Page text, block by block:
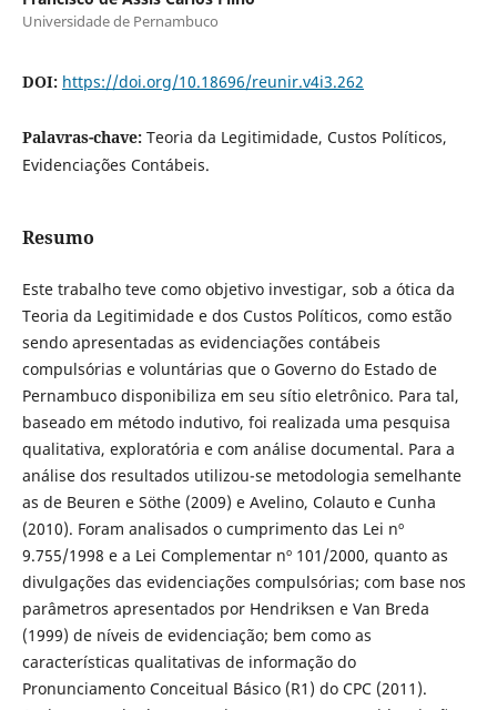
Universidade de Pernambuco
DOI: https://doi.org/10.18696/reunir.v4i3.262
Palavras-chave: Teoria da Legitimidade, Custos Políticos,
Evidenciações Contábeis.
Resumo
Este trabalho teve como objetivo investigar, sob a ótica da
Teoria da Legitimidade e dos Custos Políticos, como estão
sendo apresentadas as evidenciações contábeis
compulsórias e voluntárias que o Governo do Estado de
Pernambuco disponibiliza em seu sítio eletrônico. Para tal,
baseado em método indutivo, foi realizada uma pesquisa
qualitativa, exploratória e com análise documental. Para a
análise dos resultados utilizou-se metodologia semelhante
as de Beuren e Söthe (2009) e Avelino, Colauto e Cunha
(2010). Foram analisados o cumprimento das Lei nº
9.755/1998 e a Lei Complementar nº 101/2000, quanto as
divulgações das evidenciações compulsórias; com base nos
parâmetros apresentados por Hendriksen e Van Breda
(1999) de níveis de evidenciação; bem como as
características qualitativas de informação do
Pronunciamento Conceitual Básico (R1) do CPC (2011).